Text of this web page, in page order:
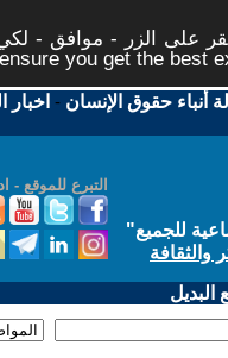
على الزر - موافق -
you get the best
أنباء حقوق الإنسان - اخبار
التبرع للموقع -
للجميع"
والثقافة
البديل